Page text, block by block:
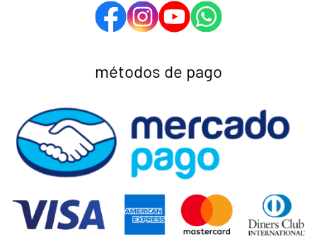
métodos de pago